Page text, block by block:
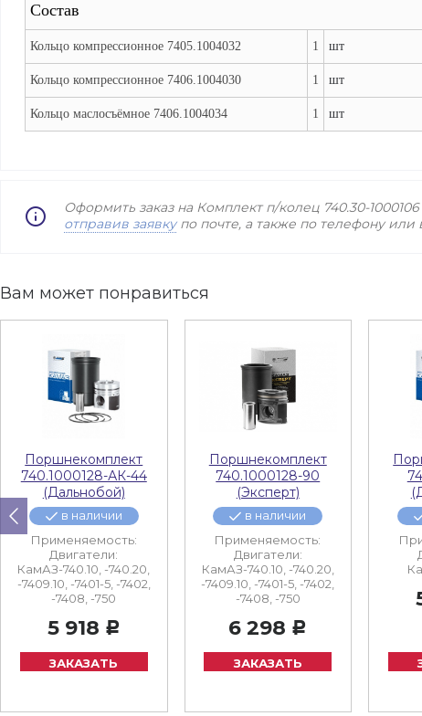
Состав
Кольцо компрессионное 7405.1004032 1 шт
Кольцо компрессионное 7406.1004030 1 шт
Кольцо маслосъёмное 7406.1004034 1 шт
Оформить заказ на Комплект п/колец 740.30-
отправив заявкупо почте, а также по телефону или
Вам может понравиться
Поршнекомплект
740.1000128-АК-44
(Дальнобой)
в наличии
Применяемость:
Двигатели:
КамАЗ-740.10, -740.20,
-7409.10, -7401-5, -7402,
-7408, -750
5 918 Р
ЗАКАЗАТЬ
Поршнекомплект
740.1000128-90
(Эксперт)
в наличии
Применяемость:
Двигатели:
КамАЗ-740.10, -740.20,
-7409.10, -7401-5, -7402,
-7408, -750
6 298 Р
ЗАКАЗАТЬ